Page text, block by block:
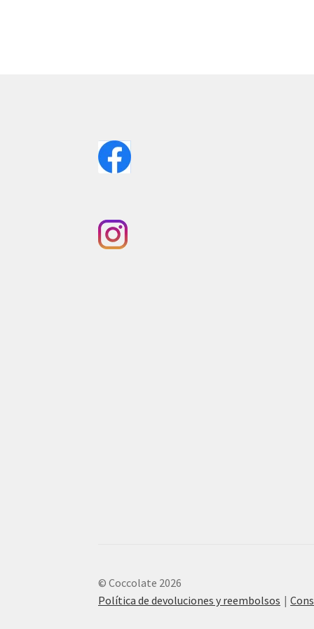
© Coccolate 2026
Política de devoluciones y reembolsos